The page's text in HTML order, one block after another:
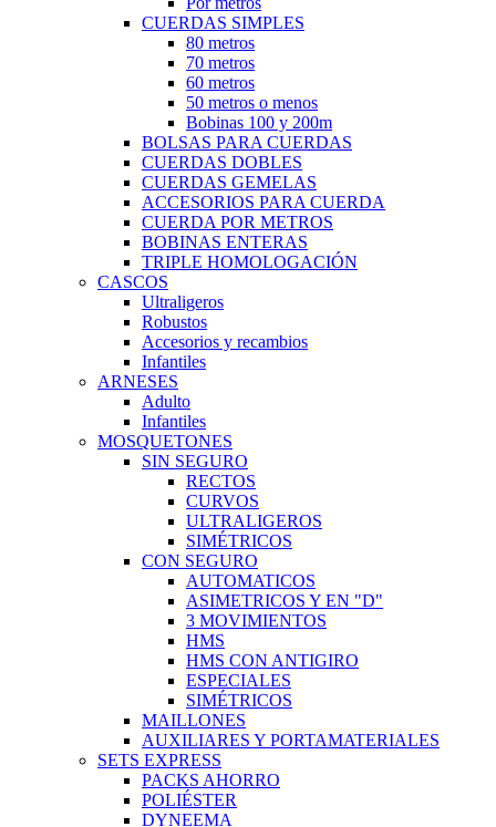
CUERDAS SIMPLES
80 metros
70 metros
60 metros
50 metros o menos
Bobinas 100 y 200m
BOLSAS PARA CUERDAS
CUERDAS DOBLES
CUERDAS GEMELAS
ACCESORIOS PARA CUERDA
CUERDA POR METROS
BOBINAS ENTERAS
TRIPLE HOMOLOGACIÓN
CASCOS
Ultraligeros
Robustos
Accesorios y recambios
Infantiles
ARNESES
Adulto
Infantiles
MOSQUETONES
SIN SEGURO
RECTOS
CURVOS
ULTRALIGEROS
SIMÉTRICOS
CON SEGURO
AUTOMATICOS
ASIMETRICOS Y EN "D"
3 MOVIMIENTOS
HMS
HMS CON ANTIGIRO
ESPECIALES
SIMÉTRICOS
MAILLONES
AUXILIARES Y PORTAMATERIALES
SETS EXPRESS
PACKS AHORRO
POLIÉSTER
DYNEEMA